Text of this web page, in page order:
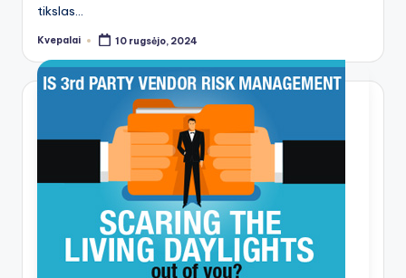
tikslas…
Posted
Kvepalai 10 rugsėjo, 2024